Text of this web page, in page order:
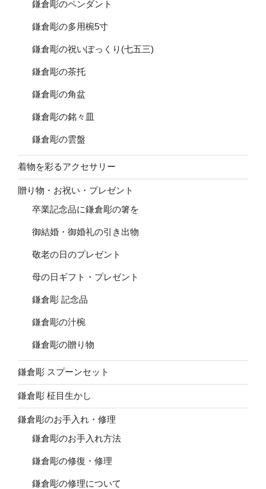
鎌倉彫のペンダント
鎌倉彫の多用椀5寸
鎌倉彫の祝いぽっくり(七五三)
鎌倉彫の茶托
鎌倉彫の角盆
鎌倉彫の銘々皿
鎌倉彫の雲盤
着物を彩るアクセサリー
贈り物・お祝い・プレゼント
卒業記念品に鎌倉彫の箸を
御結婚・御婚礼の引き出物
敬老の日のプレゼント
母の日ギフト・プレゼント
鎌倉彫 記念品
鎌倉彫の汁椀
鎌倉彫の贈り物
鎌倉彫 スプーンセット
鎌倉彫 柾目生かし
鎌倉彫のお手入れ・修理
鎌倉彫のお手入れ方法
鎌倉彫の修復・修理
鎌倉彫の修理について